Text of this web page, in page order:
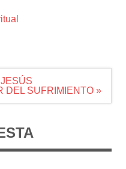
DEL SUFRIMIENTO »